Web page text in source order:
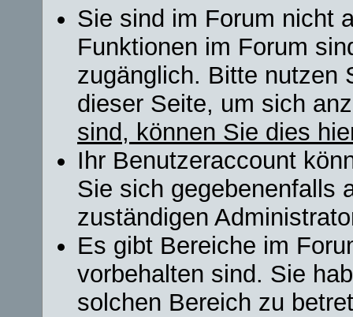
Sie sind im Forum nicht
Funktionen im Forum
zugänglich. Bitte nutzen
dieser Seite, um sich
sind, können Sie dies
Ihr Benutzeraccount
Sie sich gegebenenfalls
zuständigen
Es gibt Bereiche im
vorbehalten sind. Sie
solchen Bereich zu